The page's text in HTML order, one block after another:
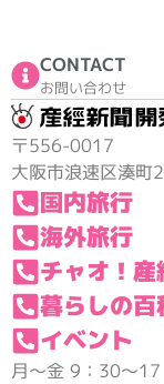
CONTACT
お問い合わせ
〒556-0017
大阪市浪速区湊
国内旅
海外旅
チャオ！
暮らしの
イベン
月～金 9：30～